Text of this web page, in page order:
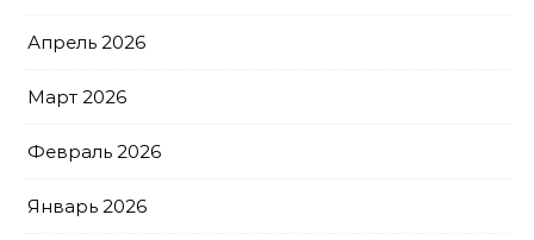
Апрель 2026
Март 2026
Февраль 2026
Январь 2026